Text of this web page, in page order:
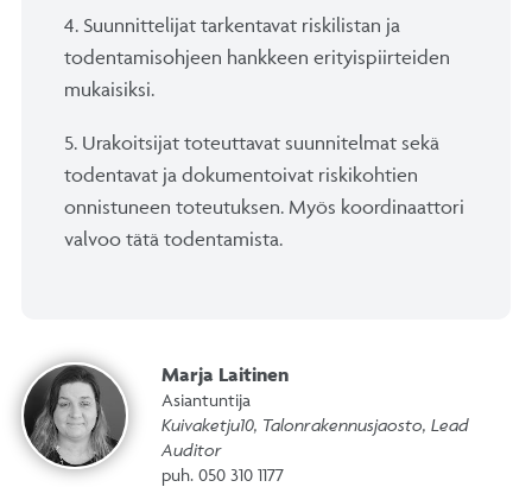
4. Suunnittelijat tarkentavat riskilistan ja
todentamisohjeen hankkeen erityispiirteiden
mukaisiksi.
5. Urakoitsijat toteuttavat suunnitelmat sekä
todentavat ja dokumentoivat riskikohtien
onnistuneen toteutuksen. Myös koordinaattori
valvoo tätä todentamista.
Marja Laitinen
Asiantuntija
Kuivaketju10, Talonrakennusjaosto, Lead
Auditor
puh. 050 310 1177